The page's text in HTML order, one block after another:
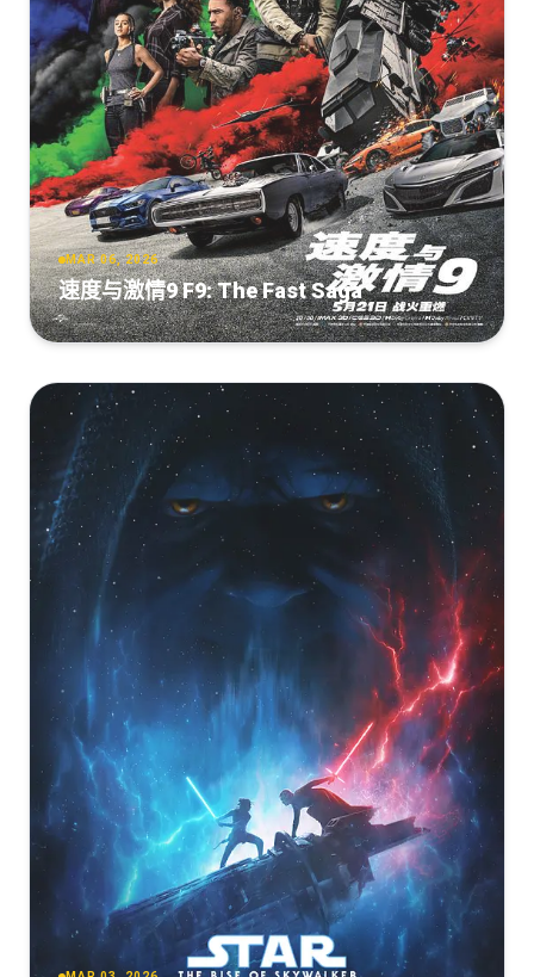
MAR 06, 2026
速度与激情9 F9: The Fast Saga